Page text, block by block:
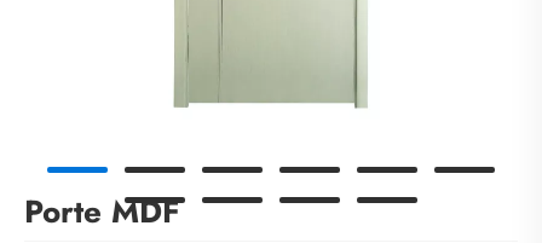
Porte MDF